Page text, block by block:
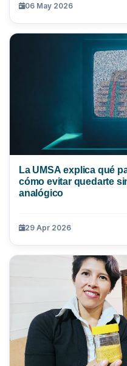
06 May 2026
La UMSA explica qué
cómo evitar quedarte
analógico
29 Apr 2026